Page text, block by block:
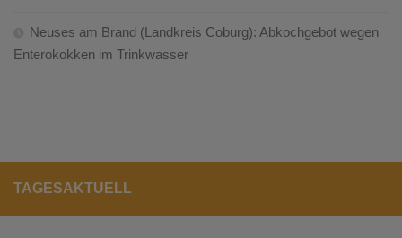
Neuses am Brand (Landkreis Coburg): Abkochgebot wegen
Enterokokken im Trinkwasser
TAGESAKTUELL